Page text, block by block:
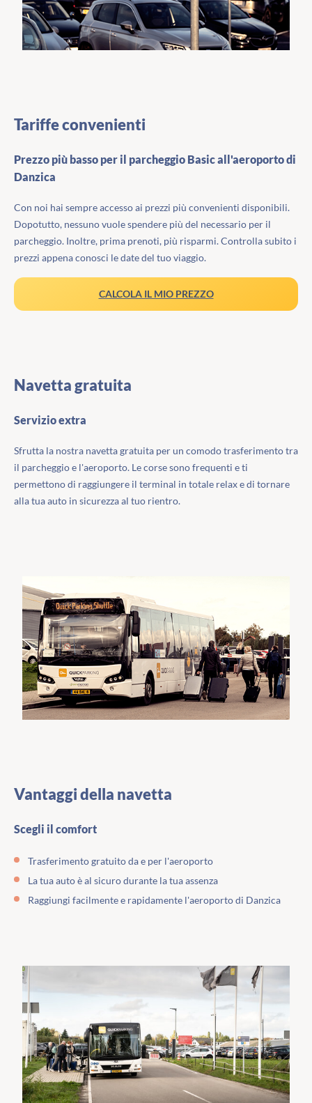
Tariffe convenienti
Prezzo più basso per il parcheggio Basic all'aeroporto di
Danzica
Con noi hai sempre accesso ai prezzi più convenienti disponibili.
Dopotutto, nessuno vuole spendere più del necessario per il
parcheggio. Inoltre, prima prenoti, più risparmi. Controlla subito i
prezzi appena conosci le date del tuo viaggio.
CALCOLA IL MIO PREZZO
Navetta gratuita
Servizio extra
Sfrutta la nostra navetta gratuita per un comodo trasferimento tra
il parcheggio e l'aeroporto. Le corse sono frequenti e ti
permettono di raggiungere il terminal in totale relax e di tornare
alla tua auto in sicurezza al tuo rientro.
Vantaggi della navetta
Scegli il comfort
Trasferimento gratuito da e per l'aeroporto
La tua auto è al sicuro durante la tua assenza
Raggiungi facilmente e rapidamente l'aeroporto di Danzica